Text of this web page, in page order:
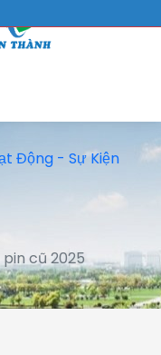
Động - Sự Kiện
cũ 2025